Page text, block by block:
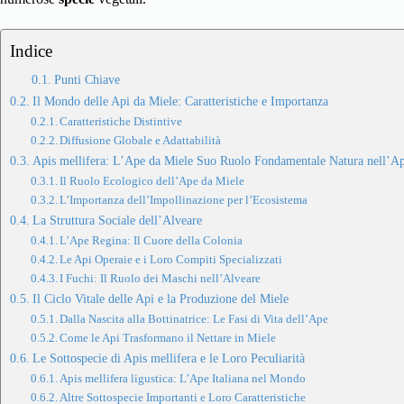
Indice
Punti Chiave
Il Mondo delle Api da Miele: Caratteristiche e Importanza
Caratteristiche Distintive
Diffusione Globale e Adattabilità
Apis mellifera: L’Ape da Miele Suo Ruolo Fondamentale Natura
Il Ruolo Ecologico dell’Ape da Miele
L’Importanza dell’Impollinazione per l’Ecosistema
La Struttura Sociale dell’Alveare
L’Ape Regina: Il Cuore della Colonia
Le Api Operaie e i Loro Compiti Specializzati
I Fuchi: Il Ruolo dei Maschi nell’Alveare
Il Ciclo Vitale delle Api e la Produzione del Miele
Dalla Nascita alla Bottinatrice: Le Fasi di Vita dell’Ape
Come le Api Trasformano il Nettare in Miele
Le Sottospecie di Apis mellifera e le Loro Peculiarità
Apis mellifera ligustica: L’Ape Italiana nel Mondo
Altre Sottospecie Importanti e Loro Caratteristiche